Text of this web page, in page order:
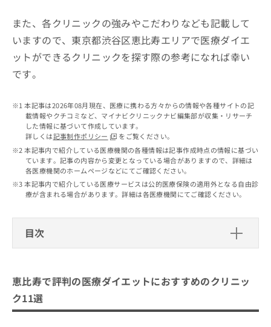
また、各クリニックの強みやこだわりなども記載して
いますので、東京都渋谷区恵比寿エリアで医療ダイエ
ットができるクリニックを探す際の参考になれば幸い
です。
本記事は2026年08月現在、医療に携わる方々からの情報や各種サイトの記
載情報やクチコミなど、マイナビクリニックナビ編集部が収集・リサーチ
した情報に基づいて作成しています。
詳しくは記事制作ポリシー
をご覧ください。
本記事内で紹介している医療機関の各種情報は記事作成時点の情報に基づい
ています。記事の内容から変更となっている場合がありますので、詳細は
各医療機関のホームページなどにてご確認ください。
本記事内で紹介している医療サービスは公的医療保険の適用外となる自由診
療が含まれる場合があります。詳細は各医療機関にてご確認ください。
目次
美容皮膚科シロノクリニック
恵比寿で評判の医療ダイエットにおすすめのクリニッ
ク11選
お問
合せ
フォ
ーム
りま
ニッ
クの
約・
症状
のご
相談
など
はで
きま
ので
ご了
承く
ださ
求
は
ち
ら
無
拡
お
は
ら
掲
合
わ
は
こ
の
求
料
情
報
拡